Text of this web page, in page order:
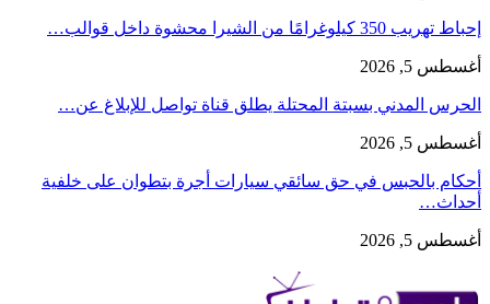
إحباط تهريب 350 كيلوغرامًا من الشيرا محشوة داخل قوالب…
أغسطس 5, 2026
الحرس المدني بسبتة المحتلة يطلق قناة تواصل للإبلاغ عن…
أغسطس 5, 2026
أحكام بالحبس في حق سائقي سيارات أجرة بتطوان على خلفية
أحداث…
أغسطس 5, 2026